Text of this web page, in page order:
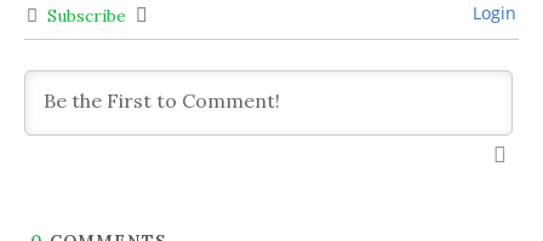
Subscribe Login